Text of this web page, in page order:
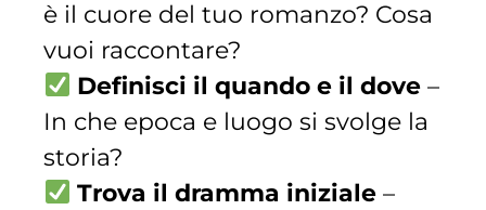
è il cuore del tuo romanzo? Cosa
vuoi raccontare?
Definisci il quando e il dove –
In che epoca e luogo si svolge la
storia?
Trova il dramma iniziale –